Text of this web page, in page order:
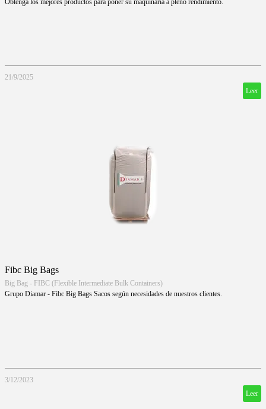
Obtenga los mejores productos para poner su maquinaria a pleno rendimiento.
21/9/2025
Leer
Fibc Big Bags
Big Bag - FIBC (Flexible Intermediate Bulk Containers)
Grupo Diamar - Fibc Big Bags Sacos según necesidades de nuestros clientes.
3/12/2023
Leer